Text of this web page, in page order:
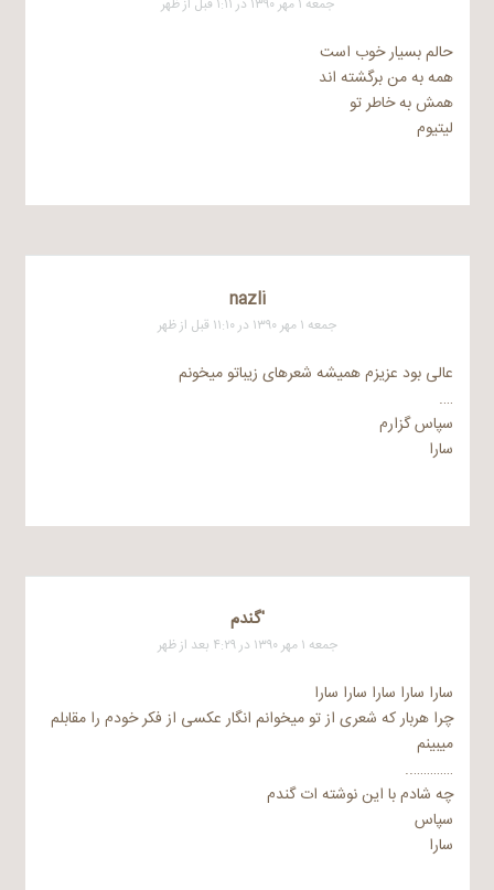
جمعه ۱ مهر ۱۳۹۰ در ۱:۱۱ قبل از ظهر
حالم بسیار خوب است
همه به من برگشته اند
همش به خاطر تو
لیتیوم
nazli
جمعه ۱ مهر ۱۳۹۰ در ۱۱:۱۰ قبل از ظهر
عالی بود عزیزم همیشه شعرهای زیباتو میخونم
….
سپاس گزارم
سارا
'گندم
جمعه ۱ مهر ۱۳۹۰ در ۴:۲۹ بعد از ظهر
سارا سارا سارا سارا سارا
چرا هربار که شعری از تو میخوانم انگار عکسی از فکر خودم را مقابلم
میبینم
…………..
چه شادم با این نوشته ات گندم
سپاس
سارا